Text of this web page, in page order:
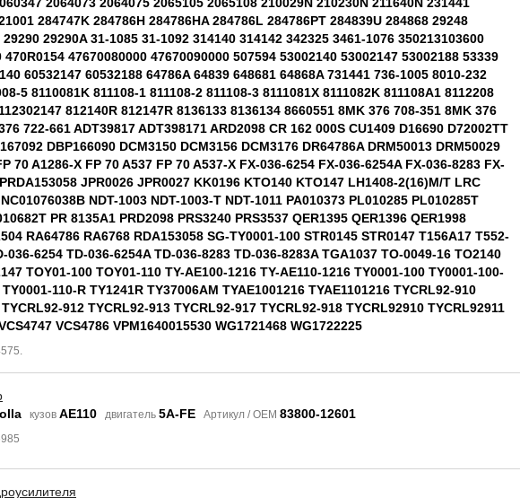
284747K 284786H 284786HA 284786L 284786PT 284839U 284868 29248
29290A 31-1085 31-1092 314140 314142 342325 3461-1076 350213103600
470R0154 47670080000 47670090000 507594 53002140 53002147 53002188 53339
60532147 60532188 64786A 64839 648681 64868A 731441 736-1005 8010-232
5 8110081K 811108-1 811108-2 811108-3 8111081X 8111082K 811108A1 8112208
812140R 812147R 8136133 8136134 8660551 8MK 376 708-351 8MK 376
722-661 ADT39817 ADT398171 ARD2098 CR 162 000S CU1409 D16690 D72002TT
DBP166090 DCM3150 DCM3156 DCM3176 DR64786A DRM50013 DRM50029
70 A1286-X FP 70 A537 FP 70 A537-X FX-036-6254 FX-036-6254A FX-036-8283 FX-
JPR0026 JPR0027 KK0196 KTO140 KTO147 LH1408-2(16)M/T LRC
NDT-1003 NDT-1003-T NDT-1011 PA010373 PL010285 PL010285T
PR 8135A1 PRD2098 PRS3240 PRS3537 QER1395 QER1396 QER1998
RA64786 RA6768 RDA153058 SG-TY0001-100 STR0145 STR0147 T156A17 T552-
036-6254 TD-036-6254A TD-036-8283 TD-036-8283A TGA1037 TO-0049-16 TO2140
TOY01-100 TOY01-110 TY-AE100-1216 TY-AE110-1216 TY0001-100 TY0001-100-
110-R TY1241R TY37006AM TYAE1001216 TYAE1101216 TYCRL92-910
912 TYCRL92-913 TYCRL92-917 TYCRL92-918 TYCRL92910 TYCRL92911
VCS4786 VPM1640015530 WG1721468 WG1722225
кузов AE110 двигатель 5A-FE Артикул / OEM 83800-12601